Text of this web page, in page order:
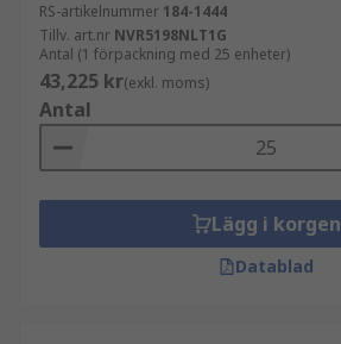
RS-artikelnummer 184-1444
Tillv. art.nr NVR5198NLT1G
Antal (1 förpackning med 25 enheter)
43,225 kr(exkl. moms)
Antal
Lägg i korgen
Datablad